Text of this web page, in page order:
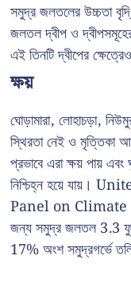
সমুদ্র জলতলের উচ্চতা
জলতল দ্বীপ ও
এই তিনটি দ্বীপের
ক্ষয়
ঘোড়ামারা, লোহাচড়া,
স্থিরতা নেই ও মৃত্তিকা
প্রভাবে এরা ক্ষয় পায়
নিশ্চিহ্ন হয়ে
Panel on Climate
জন্য সমুদ্র জলতল 3.3 ফুট
17% অংশ সমুদ্রগর্ভে